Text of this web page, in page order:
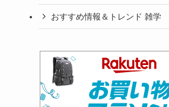
おすすめ情報＆トレンド 雑学